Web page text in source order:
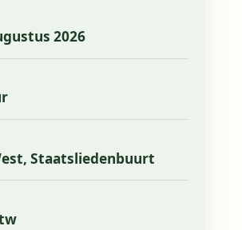
2026
Staatsliedenbuurt